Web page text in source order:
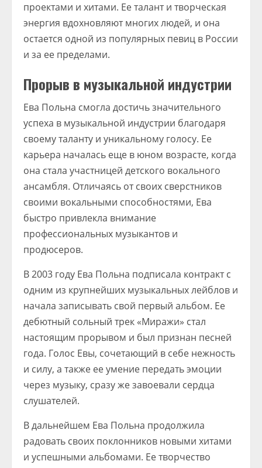
проектами и хитами. Ее талант и творческая
энергия вдохновляют многих людей, и она
остается одной из популярных певиц в России
и за ее пределами.
Прорыв в музыкальной индустрии
Ева Польна смогла достичь значительного
успеха в музыкальной индустрии благодаря
своему таланту и уникальному голосу. Ее
карьера началась еще в юном возрасте, когда
она стала участницей детского вокального
ансамбля. Отличаясь от своих сверстников
своими вокальными способностями, Ева
быстро привлекла внимание
профессиональных музыкантов и
продюсеров.
В 2003 году Ева Польна подписала контракт с
одним из крупнейших музыкальных лейблов и
начала записывать свой первый альбом. Ее
дебютный сольный трек «Миражи» стал
настоящим прорывом и был признан песней
года. Голос Евы, сочетающий в себе нежность
и силу, а также ее умение передать эмоции
через музыку, сразу же завоевали сердца
слушателей.
В дальнейшем Ева Польна продолжила
радовать своих поклонников новыми хитами
и успешными альбомами. Ее творчество